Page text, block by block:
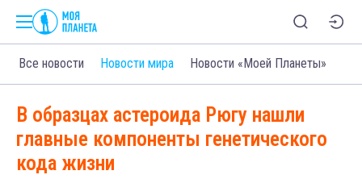
Все новости Новости мира Новости «Моей Планеты»
В образцах астероида Рюгу нашли
главные компоненты генетического
кода жизни